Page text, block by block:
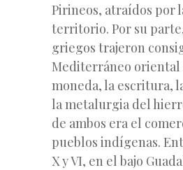
Pirineos, atraídos por
territorio. Por su
griegos trajeron
Mediterráneo oriental
moneda, la escritura,
la metalurgia del
de ambos era el
pueblos indígenas.
X y VI, en el bajo